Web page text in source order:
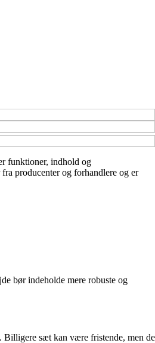
funktioner, indhold og
producenter og forhandlere og er
bør indeholde mere robuste og
sæt kan være fristende, men de